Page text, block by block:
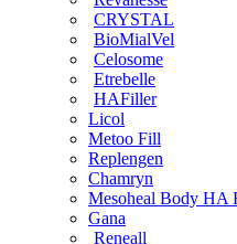
CRYSTAL
BioMialVel
Celosome
Etrebelle
HAFiller
Licol
Metoo Fill
Replengen
Chamryn
Mesoheal Body HA
Gana
Reneall